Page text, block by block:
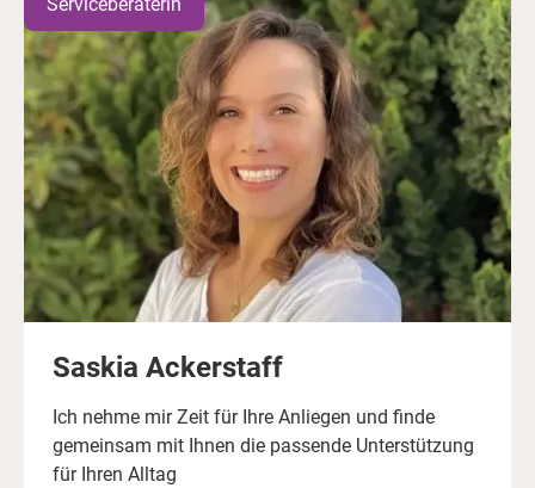
Saskia Ackerstaff
Ich nehme mir Zeit für Ihre Anliegen und finde
gemeinsam mit Ihnen die passende Unterstützung
für Ihren Alltag